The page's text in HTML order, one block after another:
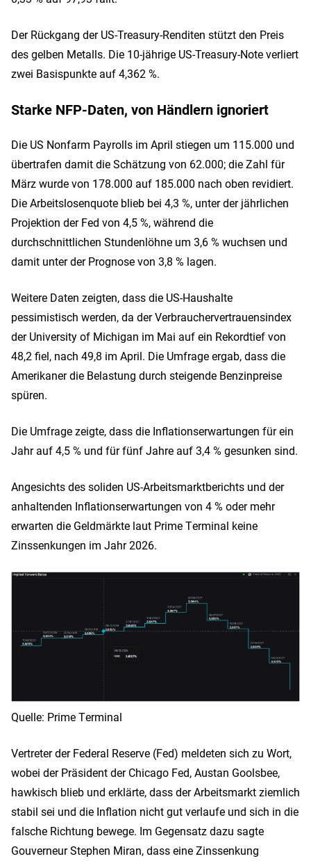
Der Rückgang der US-Treasury-Renditen stützt den Preis
des gelben Metalls. Die 10-jährige US-Treasury-Note verliert
zwei Basispunkte auf 4,362 %.
Starke NFP-Daten, von Händlern ignoriert
Die US Nonfarm Payrolls im April stiegen um 115.000 und
übertrafen damit die Schätzung von 62.000; die Zahl für
März wurde von 178.000 auf 185.000 nach oben revidiert.
Die Arbeitslosenquote blieb bei 4,3 %, unter der jährlichen
Projektion der Fed von 4,5 %, während die
durchschnittlichen Stundenlöhne um 3,6 % wuchsen und
damit unter der Prognose von 3,8 % lagen.
Weitere Daten zeigten, dass die US-Haushalte
pessimistisch werden, da der Verbrauchervertrauensindex
der University of Michigan im Mai auf ein Rekordtief von
48,2 fiel, nach 49,8 im April. Die Umfrage ergab, dass die
Amerikaner die Belastung durch steigende Benzinpreise
spüren.
Die Umfrage zeigte, dass die Inflationserwartungen für ein
Jahr auf 4,5 % und für fünf Jahre auf 3,4 % gesunken sind.
Angesichts des soliden US-Arbeitsmarktberichts und der
anhaltenden Inflationserwartungen von 4 % oder mehr
erwarten die Geldmärkte laut Prime Terminal keine
Zinssenkungen im Jahr 2026.
Quelle: Prime Terminal
Vertreter der Federal Reserve (Fed) meldeten sich zu Wort,
wobei der Präsident der Chicago Fed, Austan Goolsbee,
hawkisch blieb und erklärte, dass der Arbeitsmarkt ziemlich
stabil sei und die Inflation nicht gut verlaufe und sich in die
falsche Richtung bewege. Im Gegensatz dazu sagte
Gouverneur Stephen Miran, dass eine Zinssenkung